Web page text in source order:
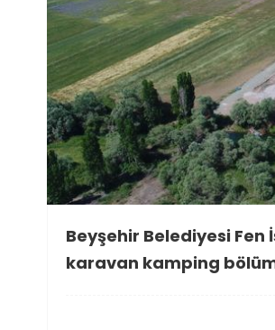
Beyşehir Belediyesi Fen
karavan kamping